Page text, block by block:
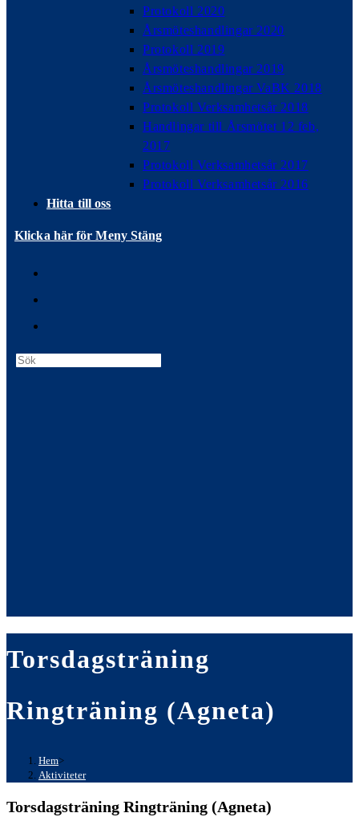
Protokoll 2020
Årsmöteshandlingar 2020
Protokoll 2019
Årsmöteshandlingar 2019
Årsmöteshandlingar VaBK 2018
Protokoll Verksamhetsår 2018
Handlingar till Årsmötet 12 feb,
2017
Protokoll Verksamhetsår 2017
Protokoll Verksamhetsår 2016
Hitta till oss
Klicka här för Meny Stäng
Torsdagsträning
Ringträning (Agneta)
Hem>
Aktiviteter
Torsdagsträning Ringträning (Agneta)